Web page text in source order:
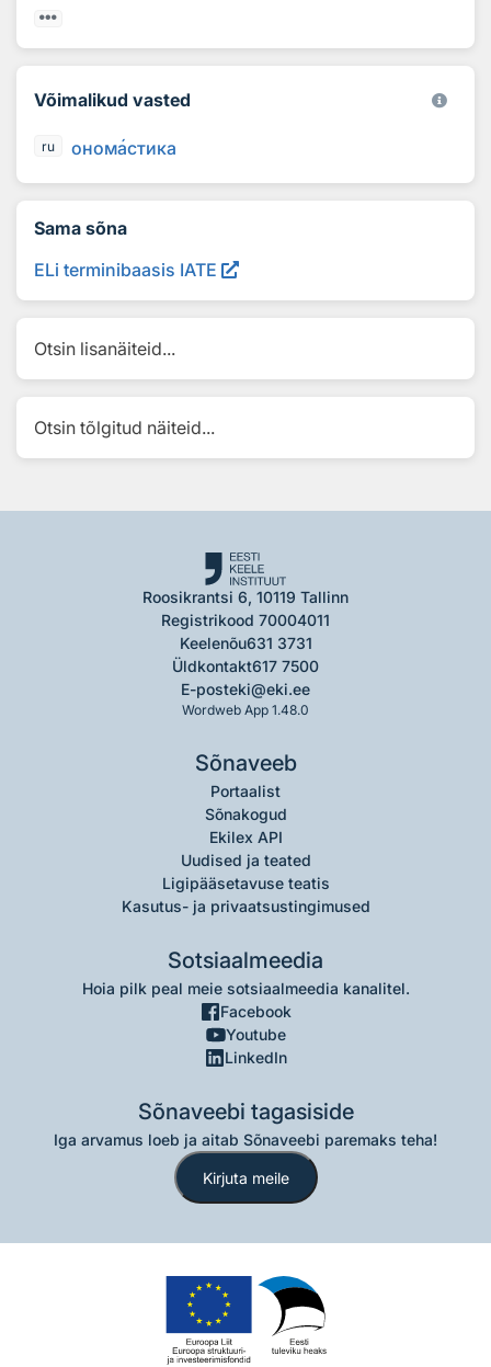
Võimalikud vasted
ru ономастика
Sama sõna
ELi terminibaasis IATE
Otsin lisanäiteid...
Otsin tõlgitud näiteid...
Roosikrantsi 6, 10119 Tallinn
Registrikood 70004011
Keelenõu631 3731
Üldkontakt617 7500
E-posteki@eki.ee
Wordweb App 1.48.0
Sõnaveeb
Portaalist
Sõnakogud
Ekilex API
Uudised ja teated
Ligipääsetavuse teatis
Kasutus- ja privaatsustingimused
Sotsiaalmeedia
Hoia pilk peal meie sotsiaalmeedia kanalitel.
Facebook
Youtube
LinkedIn
Sõnaveebi tagasiside
Iga arvamus loeb ja aitab Sõnaveebi paremaks teha!
Kirjuta meile